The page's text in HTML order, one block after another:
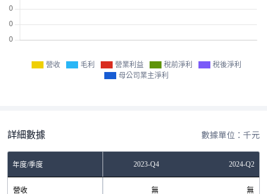
營收 毛利 營業利益 稅前淨利
稅後淨利
母公司業主淨利
詳細數據 數據單位：千元
年度/季度2023-Q2 2023-Q4 2024-Q2
營收 無 無